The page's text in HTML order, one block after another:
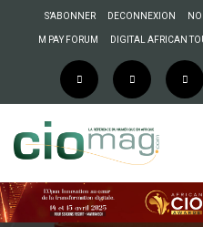
S’ABONNER DECONNEXION
M PAY FORUM DIGITAL AFRICAN